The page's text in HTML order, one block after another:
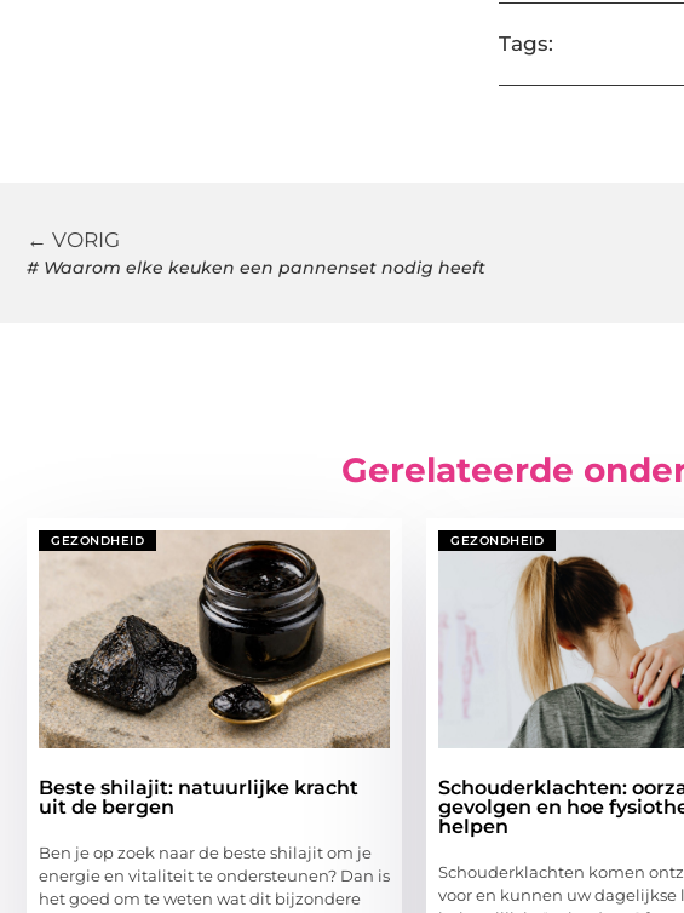
Tags:
← VORIG
# Waarom elke keuken een pannenset nodig heeft
Gerelateerde
GEZONDHEID
Beste shilajit: natuurlijke kracht
uit de bergen
Ben je op zoek naar de beste shilajit om je
energie en vitaliteit te ondersteunen? Dan is
het goed om te weten wat dit bijzondere
GEZONDHEID
Schouderklachten:
gevolgen en hoe
helpen
Schouderklachten komen
voor en kunnen uw dagelijkse